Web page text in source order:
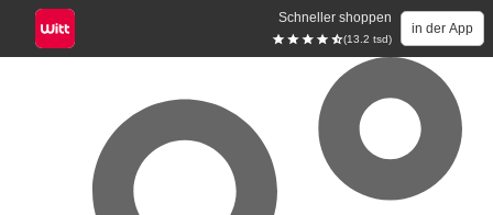
Schneller shoppen
(13.2 tsd)
in der App